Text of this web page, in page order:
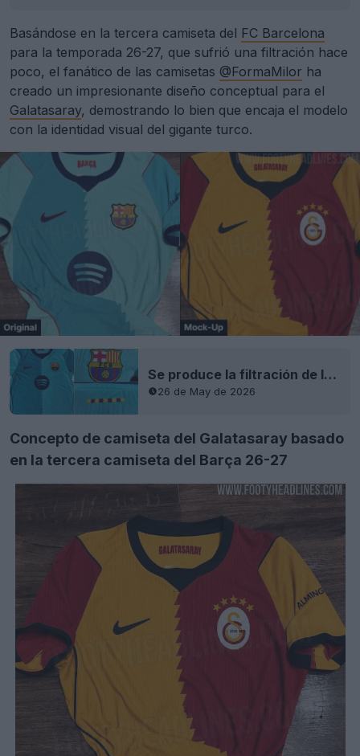
Basándose en la tercera camiseta del FC Barcelona
para la temporada 26-27, que sufrió una filtración hace
poco, el fanático de las camisetas @FormaMilor ha
creado un impresionante diseño conceptual para el
Galatasaray, demostrando lo bien que encaja el modelo
con la identidad visual del gigante turco.
Se produce la filtración de la tercera camiseta del FC Barcelona 26-27: 9 nuevas imágenes
26 de May de 2026
Concepto de camiseta del Galatasaray basado
en la tercera camiseta del Barça 26-27